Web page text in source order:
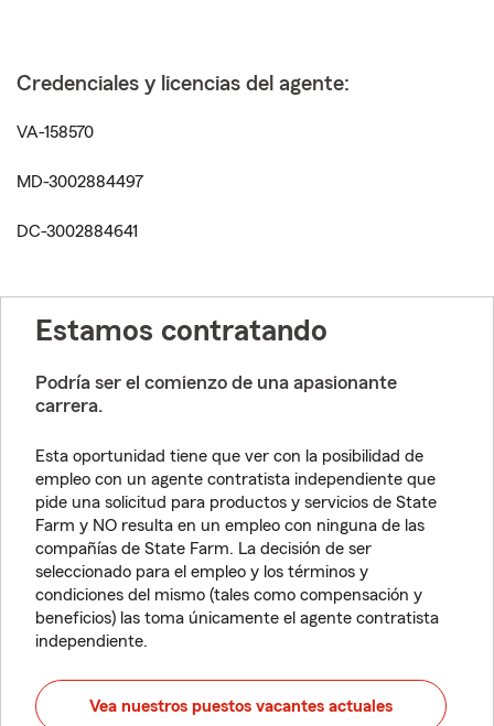
Credenciales y licencias del agente:
VA-158570
MD-3002884497
DC-3002884641
Estamos contratando
Podría ser el comienzo de una apasionante
carrera.
Esta oportunidad tiene que ver con la posibilidad de
empleo con un agente contratista independiente que
pide una solicitud para productos y servicios de State
Farm y NO resulta en un empleo con ninguna de las
compañías de State Farm. La decisión de ser
seleccionado para el empleo y los términos y
condiciones del mismo (tales como compensación y
beneficios) las toma únicamente el agente contratista
independiente.
Vea nuestros puestos vacantes actuales